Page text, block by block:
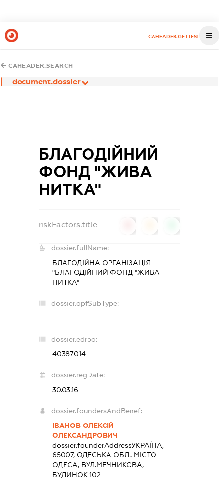
CAHEADER.GETTEST
CAHEADER.SEARCH
document.dossier
БЛАГОДІЙНИЙ
ФОНД "ЖИВА
НИТКА"
riskFactors.title
dossier.fullName:
БЛАГОДІЙНА ОРГАНІЗАЦІЯ
"БЛАГОДІЙНИЙ ФОНД "ЖИВА
НИТКА"
dossier.opfSubType:
-
dossier.edrpo:
40387014
dossier.regDate:
30.03.16
dossier.foundersAndBenef:
ІВАНОВ ОЛЕКСІЙ
ОЛЕКСАНДРОВИЧ
dossier.founderAddressУКРАЇНА,
65007, ОДЕСЬКА ОБЛ., МІСТО
ОДЕСА, ВУЛ.МЕЧНИКОВА,
БУДИНОК 102